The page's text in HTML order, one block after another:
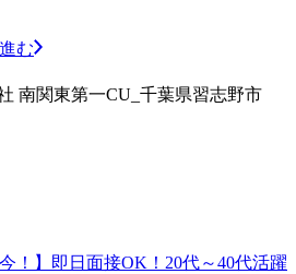
む
南関東第一CU_千葉県習志野市
！】即日面接OK！20代～40代活躍